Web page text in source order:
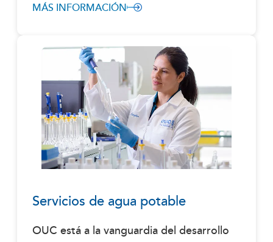
MÁS INFORMACIÓN
Servicios de agua potable
OUC está a la vanguardia del desarrollo